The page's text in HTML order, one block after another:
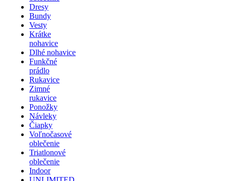
Dresy
Bundy
Vesty
Krátke
nohavice
Dlhé nohavice
Funkčné
prádlo
Rukavice
Zimné
rukavice
Ponožky
Návleky
Čiapky
Voľnočasové
oblečenie
Triatlonové
oblečenie
Indoor